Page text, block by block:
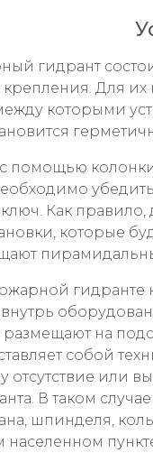
гидрант
крепления. Для
которыми
с помощью
Как правило,
которые
гидранте
на
собой
отсутствие или
В таком
шпинделя,
населенном